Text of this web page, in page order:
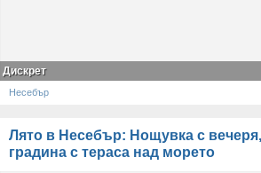
Дискрет
Несебър
Лято в Несебър: Нощувка с
градина с тераса над морето